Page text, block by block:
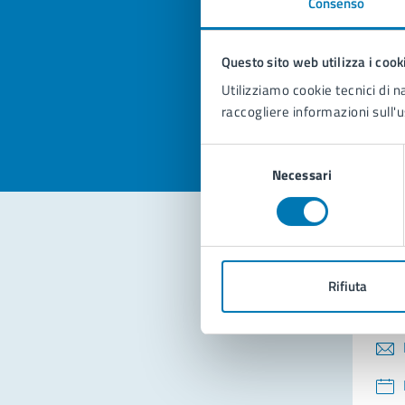
Questo sito web utilizza i
Utilizziamo cookie tecnici di
raccogliere informazioni
consenso
Necessari
Rifiuta